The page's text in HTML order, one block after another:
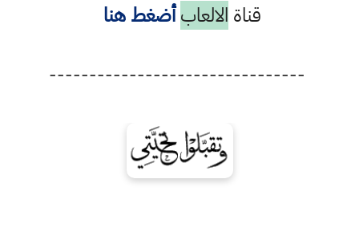
قناة الالعاب أضغط هنا
--------------------------------